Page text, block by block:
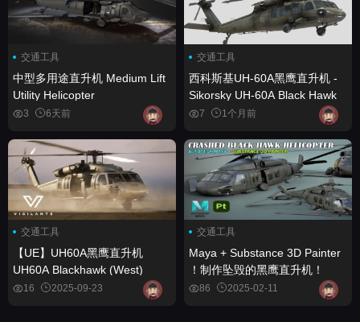
交通工具
中型多用途直升机 Medium Lift
Utility Helicopter
3 6天前
交通工具
西科斯基UH-60A黑鹰直升机 -
Sikorsky UH-60A Black Hawk
7 1个月前
交通工具
【UE】UH60A黑鹰直升机
UH60A Blackhawk (West)
16 2025-09-23
交通工具
Maya + Substance 3D Painter
！制作坠毁的黑鹰直升机！
86 2025-02-11